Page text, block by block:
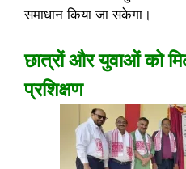
समाधान किया जा सकेगा।
छात्रों और युवाओं को
प्रशिक्षण